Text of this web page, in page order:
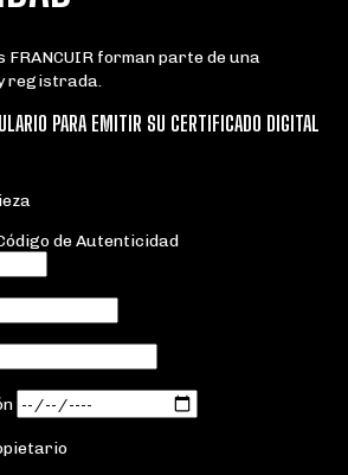
forman parte de una
registrada.
PARA EMITIR SU CERTIFICADO DIGITAL
de Autenticidad